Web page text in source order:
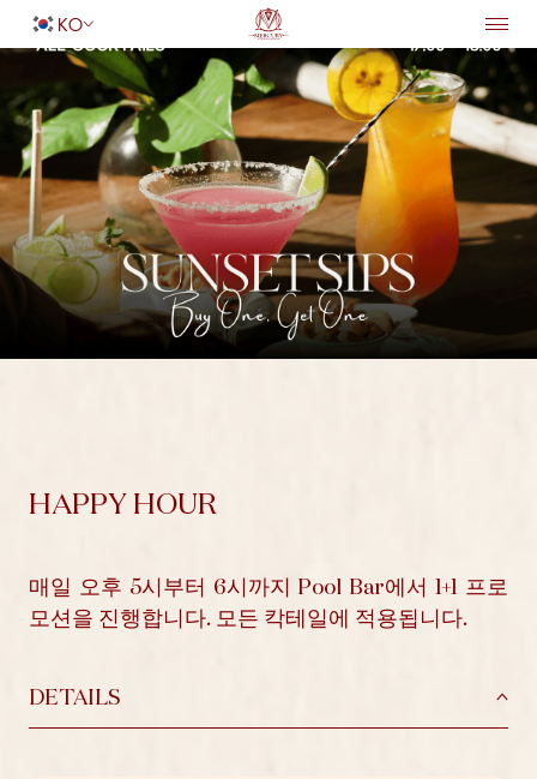
돌아가기
성인
1
어린이
객실 찾기
KO
홈페이지
숙박
편의 시설
연회 및 웨딩
서비스
다이닝
특별 제공
여행지
HAPPY HOUR
매일 오후 5시부터 6시까지 Pool Bar에서 1+1 프로
모션을 진행합니다. 모든 칵테일에 적용됩니다.
DETAILS